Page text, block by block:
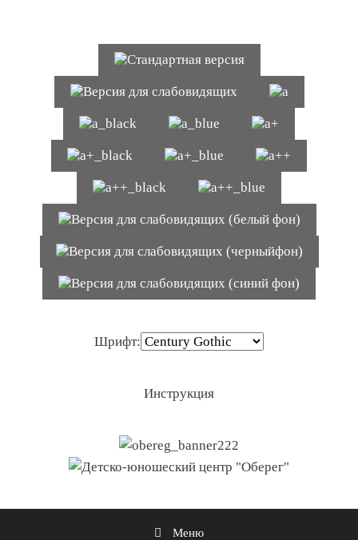
Шрифт:
Инструкция
Меню